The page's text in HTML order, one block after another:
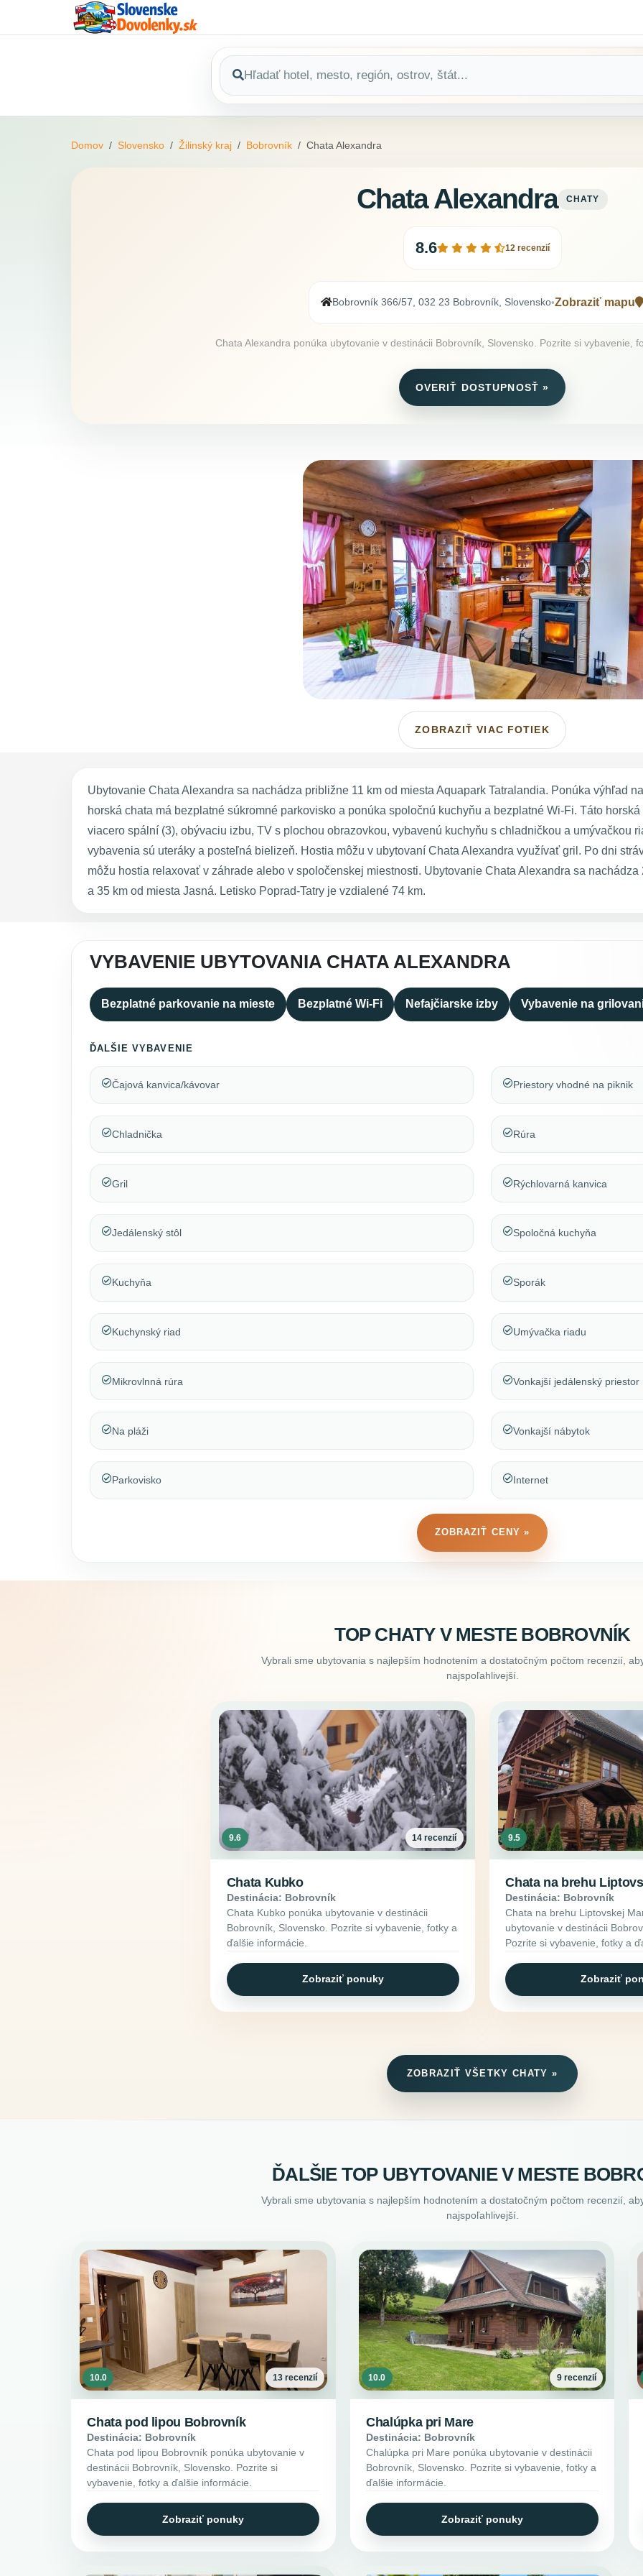
Domov Slovensko Žilinský kraj Bobrovník Chata Alexandra
Chata Alexandra CHATY
8.6 12 recenzií
Bobrovník 366/57, 032 23 Bobrovník, Slovensko•Zobraziť mapu
Chata Alexandra ponúka ubytovanie v destinácii Bobrovník, Slovensko. Pozrite si vybavenie,
OVERIŤ DOSTUPNOSŤ »
ZOBRAZIŤ VIAC FOTIEK
Ubytovanie Chata Alexandra sa nachádza približne 11 km od miesta Aquapark Tatralandia. Ponúka výhľad
horská chata má bezplatné súkromné parkovisko a ponúka spoločnú kuchyňu a bezplatné Wi-Fi. Táto
viacero spální (3), obývaciu izbu, TV s plochou obrazovkou, vybavenú kuchyňu s chladničkou a umývačkou
vybavenia sú uteráky a posteľná bielizeň. Hostia môžu v ubytovaní Chata Alexandra využívať gril. Po dni
môžu hostia relaxovať v záhrade alebo v spoločenskej miestnosti. Ubytovanie Chata Alexandra sa
a 35 km od miesta Jasná. Letisko Poprad-Tatry je vzdialené 74 km.
VYBAVENIE UBYTOVANIA CHATA ALEXANDRA
Bezplatné parkovanie na mieste Bezplatné Wi-Fi Nefajčiarske izby Vybavenie na
ĎALŠIE VYBAVENIE
Čajová kanvica/kávovar
Chladnička
Gril
Jedálenský stôl
Kuchyňa
Kuchynský riad
Mikrovlnná rúra
Na pláži
Parkovisko
Priestory vhodné na piknik
Rúra
Rýchlovarná kanvica
Spoločná kuchyňa
Sporák
Umývačka riadu
Vonkajší jedálenský priestor
Vonkajší nábytok
Internet
ZOBRAZIŤ CENY »
TOP CHATY V MESTE BOBROVNÍK
Vybrali sme ubytovania s najlepším hodnotením a dostatočným počtom recenzií,
najspoľahlivejší.
9.6 14 recenzií
Chata Kubko
Destinácia: Bobrovník
Chata Kubko ponúka ubytovanie v destinácii
Bobrovník, Slovensko. Pozrite si vybavenie, fotky a
ďalšie informácie.
Zobraziť ponuky
9.5
Chata na brehu
Destinácia: Bobrovník
Chata na brehu Liptovskej
ubytovanie v destinácii
Pozrite si vybavenie, fotky a
Zobraziť
ZOBRAZIŤ VŠETKY CHATY »
ĎALŠIE TOP UBYTOVANIE V MESTE
Vybrali sme ubytovania s najlepším hodnotením a dostatočným počtom recenzií,
najspoľahlivejší.
10.0 13 recenzií
Chata pod lipou Bobrovník
Destinácia: Bobrovník
Chata pod lipou Bobrovník ponúka ubytovanie v
destinácii Bobrovník, Slovensko. Pozrite si
vybavenie, fotky a ďalšie informácie.
Zobraziť ponuky
10.0 9 recenzií
Chalúpka pri Mare
Destinácia: Bobrovník
Chalúpka pri Mare ponúka ubytovanie v destinácii
Bobrovník, Slovensko. Pozrite si vybavenie, fotky a
ďalšie informácie.
Zobraziť ponuky